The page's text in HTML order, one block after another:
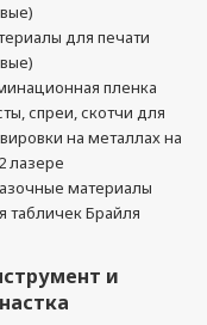
для печати
пленка
спреи, скотчи для
на металлах на
лазере
материалы
табличек Брайля
и